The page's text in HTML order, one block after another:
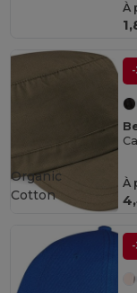
À
À
Organic
Cotton